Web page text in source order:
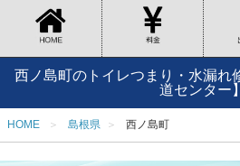
西ノ島町のトイレつまり・水漏れ
道センター】
HOME 島根県 西ノ島町